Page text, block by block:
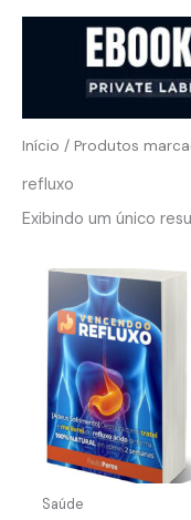
Início / Produtos
refluxo
Exibindo um único
Saúde